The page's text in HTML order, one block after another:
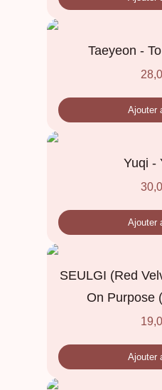
Taeyeon -
Ajouter
Yuqi -
Ajouter
SEULGI (Red
On Purpose
Ajouter